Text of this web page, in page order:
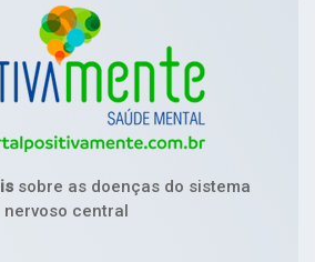
sobre as doenças do sistema
nervoso central